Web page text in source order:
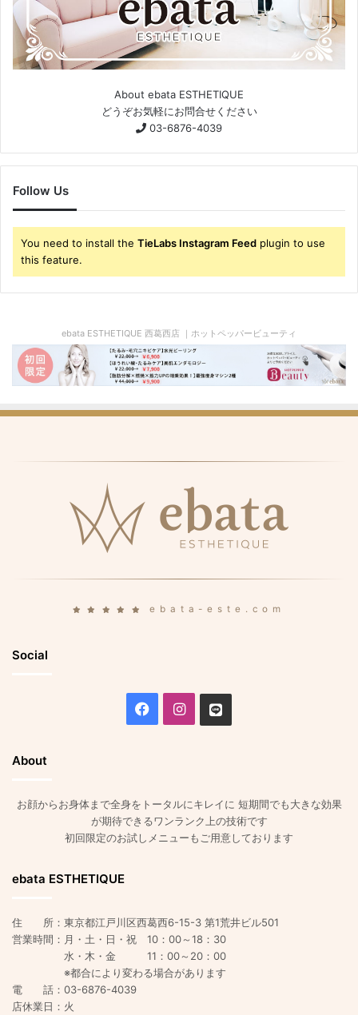
About ebata ESTHETIQUE
どうぞお気軽にお問合せください
03-6876-4039
Follow Us
You need to install the TieLabs Instagram Feed plugin to use
this feature.
ebata ESTHETIQUE 西葛西店 ｜ホットペッパービューティ
ebata-este.com
Social
Facebook
Instagram
About
お顔からお身体まで全身をトータルにキレイに 短期間でも大きな効果
が期待できるワンランク上の技術です
初回限定のお試しメニューもご用意しております
ebata ESTHETIQUE
住 所：東京都江戸川区西葛西6-15-3 第1荒井ビル501
営業時間：月・土・日・祝 10：00～18：30
水・木・金 11：00～20：00
※都合により変わる場合があります
電 話：03-6876-4039
店休業日：火